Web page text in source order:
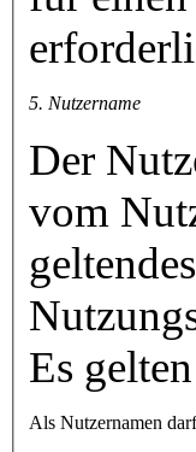
5. Nutzername
Der
vom
Es
Als Nutzernamen